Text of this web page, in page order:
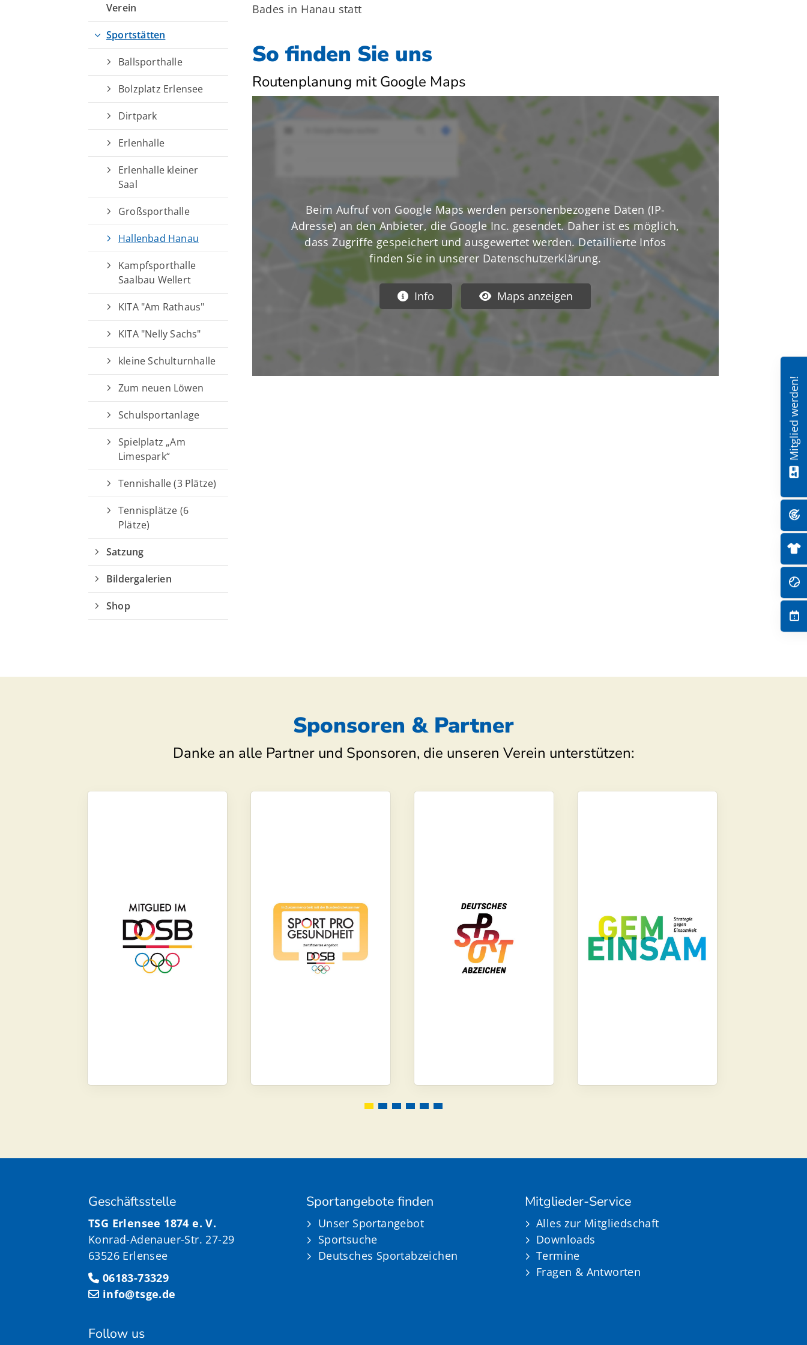
Bades in Hanau statt
So finden Sie uns
Routenplanung mit Google Maps
Beim Aufruf von Google Maps werden personenbezogene Daten (IP-
Adresse) an den Anbieter, die Google Inc. gesendet. Daher ist es möglich,
dass Zugriffe gespeichert und ausgewertet werden. Detaillierte Infos
finden Sie in unserer Datenschutzerklärung.
Info Maps anzeigen
Verein
Sportstätten
Ballsporthalle
Bolzplatz Erlensee
Dirtpark
Erlenhalle
Erlenhalle kleiner
Saal
Großsporthalle
Hallenbad Hanau
Kampfsporthalle
Saalbau Wellert
KITA "Am Rathaus"
KITA "Nelly Sachs"
kleine Schulturnhalle
Zum neuen Löwen
Schulsportanlage
Spielplatz „Am
Limespark“
Tennishalle (3 Plätze)
Tennisplätze (6
Plätze)
Satzung
Bildergalerien
Shop
Sponsoren & Partner
Danke an alle Partner und Sponsoren, die unseren Verein unterstützen:
Geschäftsstelle
TSG Erlensee 1874 e. V.
Konrad-Adenauer-Str. 27-29
63526 Erlensee
06183-73329
info@tsge.de
Sportangebote finden
Unser Sportangebot
Sportsuche
Deutsches Sportabzeichen
Mitglieder-Service
Alles zur Mitgliedschaft
Downloads
Termine
Fragen & Antworten
Follow us
Mitglied werden!